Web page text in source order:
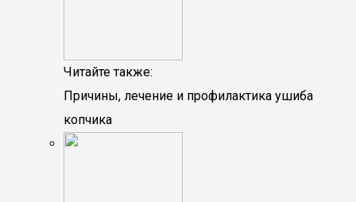
Читайте также:
Причины, лечение и профилактика ушиба
копчика